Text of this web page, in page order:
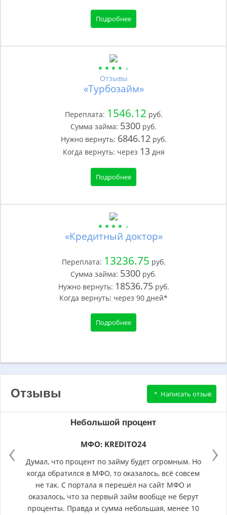
Подробнее
Отзывы
«Турбозайм»
Переплата: 1546.12 руб.
Сумма займа: 5300 руб.
Нужно вернуть: 6846.12руб.
Когда вернуть: через 13дня
Подробнее
«Кредитный доктор»
Переплата: 13236.75 руб.
Сумма займа: 5300 руб.
Нужно вернуть: 18536.75руб.
Когда вернуть: через 90 дней*
Подробнее
Отзывы Написать отзыв
Небольшой процент
МФО: KREDITO24
Думал, что процент по займу будет огромным. Но
когда обратился в МФО, то оказалось, всё совсем
не так. С портала я перешёл на сайт МФО и
оказалось, что за первый займ вообще не берут
проценты. Правда и сумма небольшая, менее 10
‹ ›